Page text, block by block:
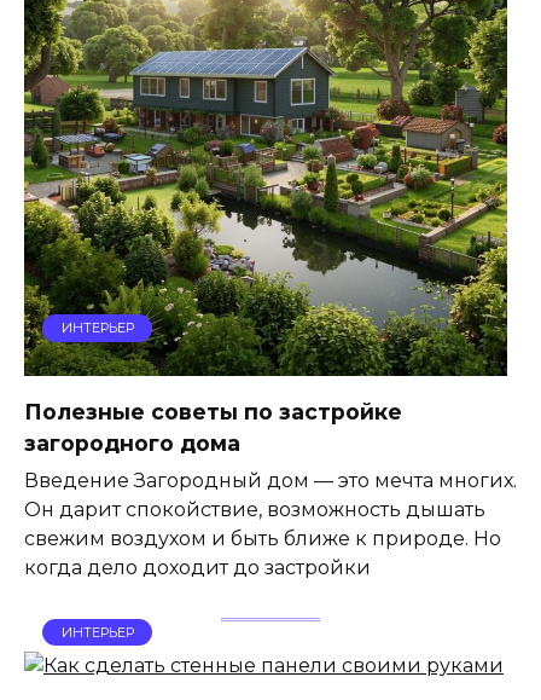
ИНТЕРЬЕР
Полезные советы по застройке
загородного дома
Введение Загородный дом — это мечта многих.
Он дарит спокойствие, возможность дышать
свежим воздухом и быть ближе к природе. Но
когда дело доходит до застройки
ИНТЕРЬЕР